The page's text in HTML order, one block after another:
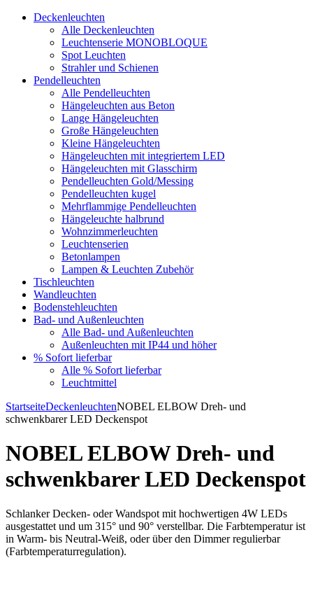
Deckenleuchten
Alle Deckenleuchten
Leuchtenserie MONOBLOQUE
Spot Leuchten
Strahler und Schienen
Pendelleuchten
Alle Pendelleuchten
Hängeleuchten aus Beton
Lange Hängeleuchten
Große Hängeleuchten
Kleine Hängeleuchten
Hängeleuchten mit integriertem LED
Hängeleuchten mit Glasschirm
Pendelleuchten Gold/Messing
Pendelleuchten kugel
Mehrflammige Pendelleuchten
Hängeleuchte halbrund
Wohnzimmerleuchten
Leuchtenserien
Betonlampen
Lampen & Leuchten Zubehör
Tischleuchten
Wandleuchten
Bodenstehleuchten
Bad- und Außenleuchten
Alle Bad- und Außenleuchten
Außenleuchten mit IP44 und höher
% Sofort lieferbar
Alle % Sofort lieferbar
Leuchtmittel
StartseiteDeckenleuchtenNOBEL ELBOW Dreh- und
schwenkbarer LED Deckenspot
NOBEL ELBOW Dreh- und
schwenkbarer LED Deckenspot
Schlanker Decken- oder Wandspot mit hochwertigen 4W LEDs
ausgestattet und um 315° und 90° verstellbar. Die Farbtemperatur ist
in Warm- bis Neutral-Weiß, oder über den Dimmer regulierbar
(Farbtemperaturregulation).